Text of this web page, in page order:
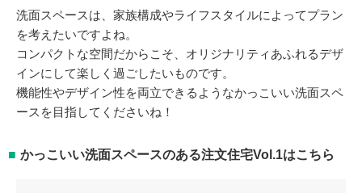
洗面スペースは、家族構成やライフスタイルによってプラン
を考えたいですよね。
コンパクトな空間だからこそ、オリジナリティあふれるデザ
インにして楽しく過ごしたいものです。
機能性やデザイン性を両立できるようなかっこいい洗面スペ
ースを目指してくださいね！
かっこいい洗面スペースのある注文住宅Vol.1はこちら